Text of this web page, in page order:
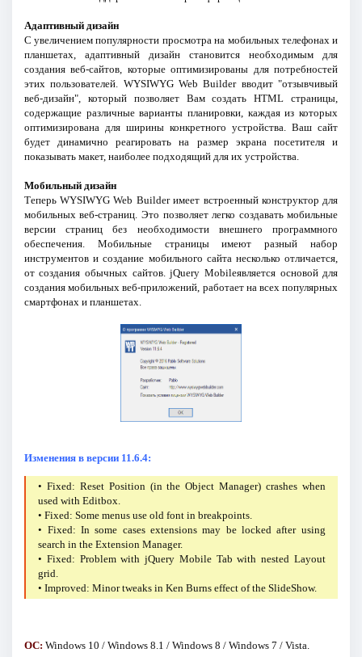
Адаптивный дизайн
С увеличением популярности просмотра на мобильных телефонах и
планшетах, адаптивный дизайн становится необходимым для
создания веб-сайтов, которые оптимизированы для потребностей
этих пользователей. WYSIWYG Web Builder вводит "отзывчивый
веб-дизайн", который позволяет Вам создать HTML страницы,
содержащие различные варианты планировки, каждая из которых
оптимизирована для ширины конкретного устройства. Ваш сайт
будет динамично реагировать на размер экрана посетителя и
показывать макет, наиболее подходящий для их устройства.
Мобильный дизайн
Теперь WYSIWYG Web Builder имеет встроенный конструктор для
мобильных веб-страниц. Это позволяет легко создавать мобильные
версии страниц без необходимости внешнего программного
обеспечения. Мобильные страницы имеют разный набор
инструментов и создание мобильного сайта несколько отличается,
от создания обычных сайтов. jQuery Mobileявляется основой для
создания мобильных веб-приложений, работает на всех популярных
смартфонах и планшетах.
Изменения в версии 11.6.4:
• Fixed: Reset Position (in the Object Manager) crashes when
used with Editbox.
• Fixed: Some menus use old font in breakpoints.
• Fixed: In some cases extensions may be locked after using
search in the Extension Manager.
• Fixed: Problem with jQuery Mobile Tab with nested Layout
grid.
• Improved: Minor tweaks in Ken Burns effect of the SlideShow.
ОС: Windows 10 / Windows 8.1 / Windows 8 / Windows 7 / Vista.